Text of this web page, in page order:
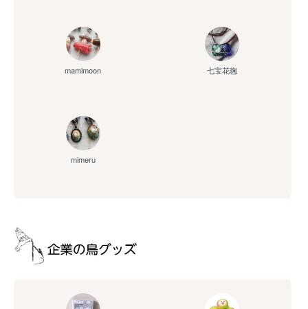
mamimoon 七宝花毱
mimeru